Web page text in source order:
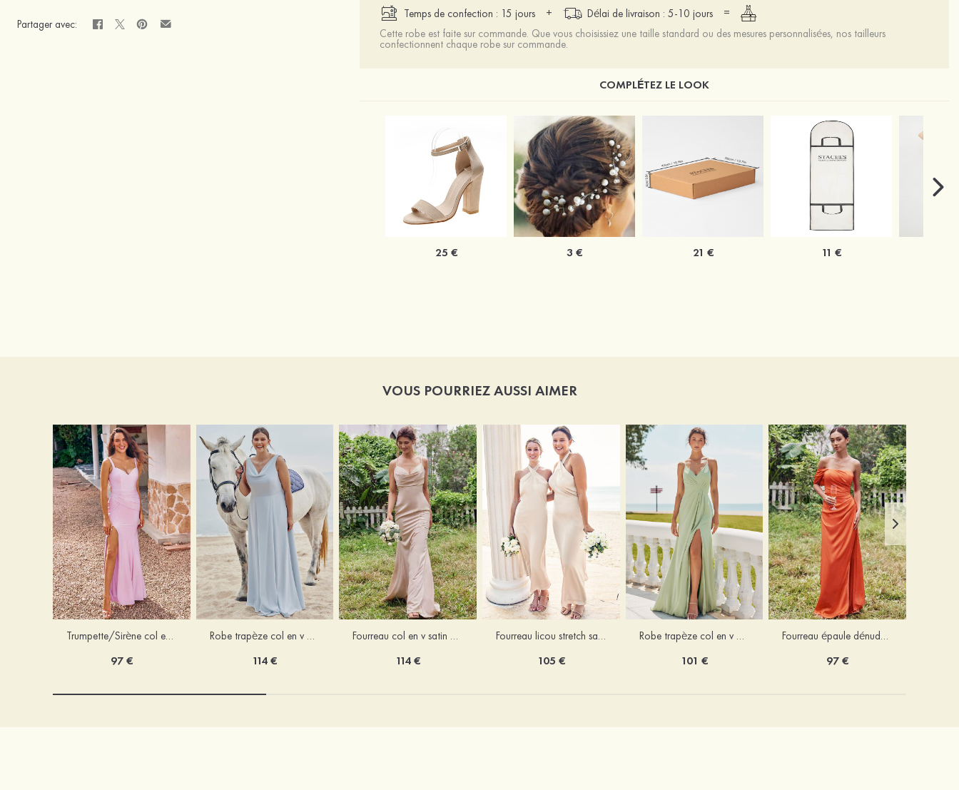
Partager avec:
Temps de confection : 15 jours
+ Délai de livraison : 5-10 jours
=
Cette robe est faite sur commande. Que vous choisissiez une taille standard ou des mesures personnalisées, nos tailleurs
confectionnent chaque robe sur commande.
COMPLÉTEZ LE LOOK
25 € 3 € 21 € 11 €
VOUS POURRIEZ AUSSI AIMER
Trumpette/Sirène col en v jersey ras du sol robe de demoiselle d'honneur
97 €
Robe trapèze col en v mousseline ras du sol robe de demoiselle d'honneur
114 €
Fourreau col en v satin extensible ras du sol robe de demoiselle d'honneur
114 €
Fourreau licou stretch satin longueur cheville robe de demoiselle d'honneur
105 €
Robe trapèze col en v mousseline ras du sol robe de demoiselle d'honneur
101 €
Fourreau épaule dénudée satin extensible ras du sol robe de demoiselle d'honneur
97 €